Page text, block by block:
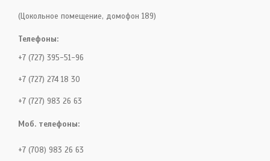
(Цокольное помещение, домофон 189)
Телефоны:
+7 (727) 395-51-96
+7 (727) 274 18 30
+7 (727) 983 26 63
Моб. телефоны:
+7 (708) 983 26 63